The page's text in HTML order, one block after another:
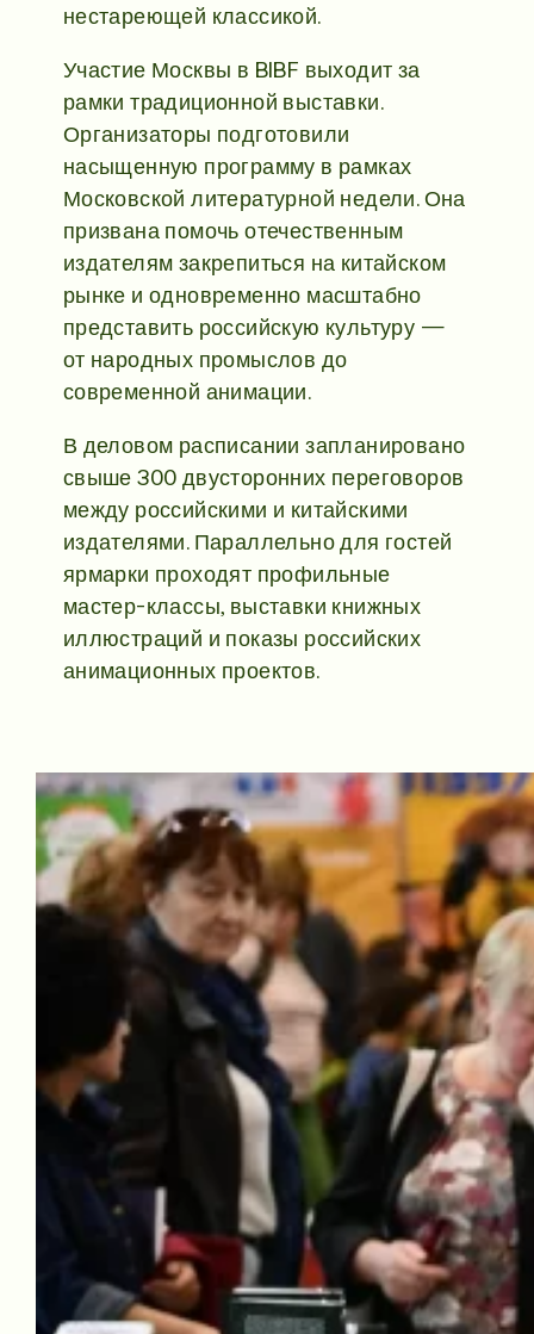
нестареющей классикой.
Участие Москвы в BIBF выходит за
рамки традиционной выставки.
Организаторы подготовили
насыщенную программу в рамках
Московской литературной недели. Она
призвана помочь отечественным
издателям закрепиться на китайском
рынке и одновременно масштабно
представить российскую культуру —
от народных промыслов до
современной анимации.
В деловом расписании запланировано
свыше 300 двусторонних переговоров
между российскими и китайскими
издателями. Параллельно для гостей
ярмарки проходят профильные
мастер-классы, выставки книжных
иллюстраций и показы российских
анимационных проектов.